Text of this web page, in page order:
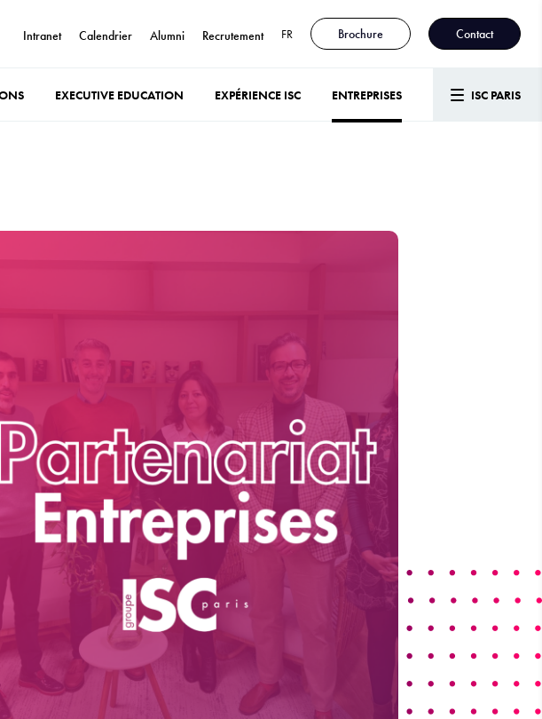
Intranet Calendrier Alumni Recrutement FR Brochure Contact
EXECUTIVE EDUCATION EXPÉRIENCE ISC ENTREPRISES ISC PARIS